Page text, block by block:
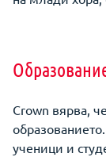
Crown вярва,
ученици и